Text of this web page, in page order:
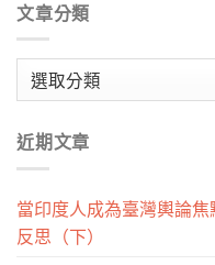
文章分類
類
近期文章
當印度人成為臺灣輿論
反思（下）